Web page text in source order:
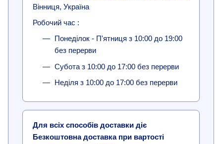
Вінниця, Україна
Робочий час :
Понеділок - П'ятниця з 10:00 до 19:00
без перерви
Субота з 10:00 до 17:00 без перерви
Неділя з 10:00 до 17:00 без перерви
Для всіх способів доставки діє
Безкоштовна доставка при вартості